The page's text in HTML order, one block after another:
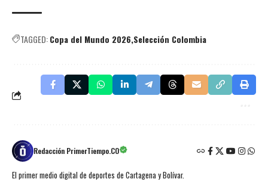
TAGGED:Copa del Mundo 2026 Selección Colombia
Redacción PrimerTiempo.CO
El primer medio digital de deportes de Cartagena y Bolívar.